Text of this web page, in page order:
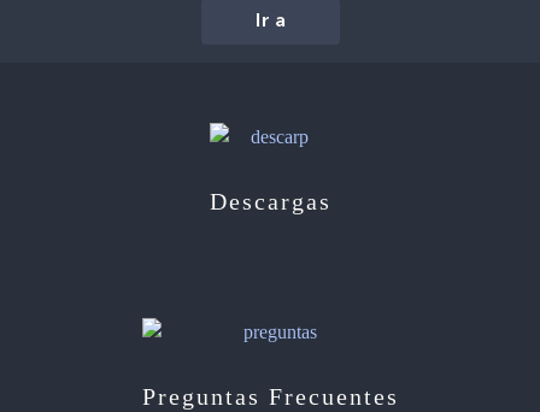
Ir a
Descargas
Preguntas Frecuentes